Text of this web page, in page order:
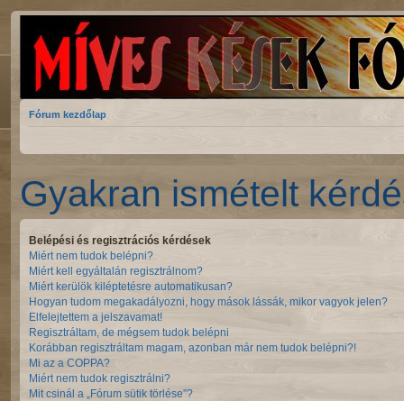
Fórum kezdőlap
Gyakran ismételt
Belépési és regisztrációs kérdések
Miért nem tudok belépni?
Miért kell egyáltalán regisztrálnom?
Miért kerülök kiléptetésre automatikusan?
Hogyan tudom megakadályozni, hogy mások lássák, mikor vagyok jelen?
Elfelejtettem a jelszavamat!
Regisztráltam, de mégsem tudok belépni
Korábban regisztráltam magam, azonban már nem tudok belépni?!
Mi az a COPPA?
Miért nem tudok regisztrálni?
Mit csinál a „Fórum sütik törlése”?